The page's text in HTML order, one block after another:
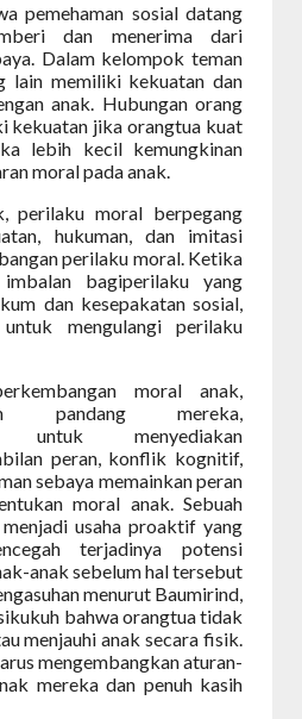
pemehaman sosial datang
dan menerima dari
Dalam kelompok teman
lain memiliki kekuatan dan
anak. Hubungan orang
kekuatan jika orangtua kuat
lebih kecil kemungkinan
moral pada anak.
perilaku moral berpegang
hukuman, dan imitasi
perilaku moral. Ketika
bagiperilaku yang
dan kesepakatan sosial,
mengulangi perilaku
moral anak,
pandang mereka,
untuk menyediakan
peran, konflik kognitif,
sebaya memainkan peran
moral anak. Sebuah
usaha proaktif yang
terjadinya potensi
anak sebelum hal tersebut
menurut Baumirind,
bahwa orangtua tidak
menjauhi anak secara fisik.
mengembangkan aturan-
mereka dan penuh kasih